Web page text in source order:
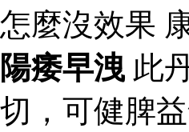
怎麼沒效果
陽痿早洩 此
切，可健脾